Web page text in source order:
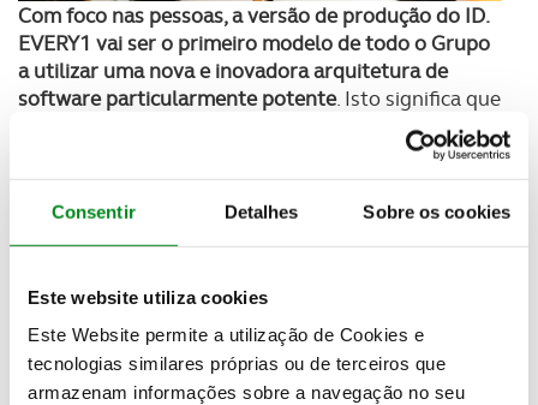
Consentir Detalhes Sobre os cookies
Este website utiliza cookies
Este Website permite a utilização de Cookies e
tecnologias similares próprias ou de terceiros que
armazenam informações sobre a navegação no seu
Com foco nas pessoas, a versão de produção do ID.
EVERY1 vai ser o primeiro modelo de todo o Grupo
a utilizar uma nova e inovadora arquitetura de
software particularmente potente. Isto significa que
o futuro modelo de entrada da Volkswagen poderá
ser equipado com novas funções ao longo de todo o
seu ciclo de vida. Mesmo após a compra, este
pequeno Volkswagen poderá ser adaptado